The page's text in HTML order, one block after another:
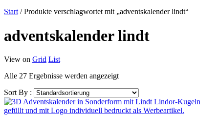
Start /Produkte verschlagwortet mit „adventskalender lindt“
adventskalender lindt
View on Grid List
Alle 27 Ergebnisse werden angezeigt
Sort By :